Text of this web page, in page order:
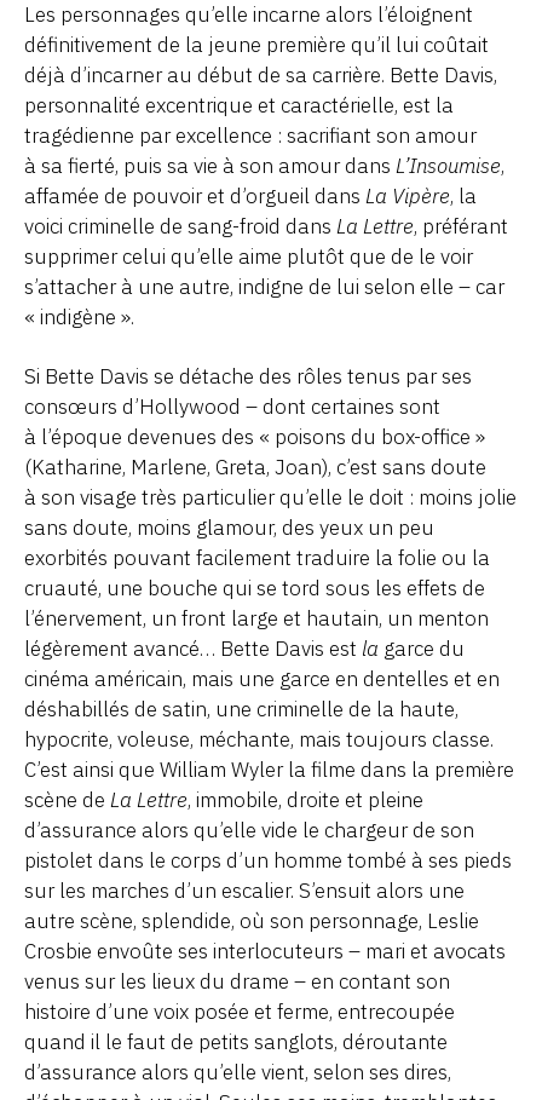
Les personnages qu’elle incarne alors l’éloignent
définitivement de la jeune première qu’il lui coûtait
déjà d’incarner au début de sa carrière. Bette Davis,
personnalité excentrique et caractérielle, est la
tragédienne par excellence : sacrifiant son amour
à sa fierté, puis sa vie à son amour dans L’Insoumise,
affamée de pouvoir et d’orgueil dans La Vipère, la
voici criminelle de sang-froid dans La Lettre, préférant
supprimer celui qu’elle aime plutôt que de le voir
s’attacher à une autre, indigne de lui selon elle – car
« indigène ».
Si Bette Davis se détache des rôles tenus par ses
consœurs d’Hollywood – dont certaines sont
à l’époque devenues des « poisons du box-office »
(Katharine, Marlene, Greta, Joan), c’est sans doute
à son visage très particulier qu’elle le doit : moins jolie
sans doute, moins glamour, des yeux un peu
exorbités pouvant facilement traduire la folie ou la
cruauté, une bouche qui se tord sous les effets de
l’énervement, un front large et hautain, un menton
légèrement avancé… Bette Davis est la garce du
cinéma américain, mais une garce en dentelles et en
déshabillés de satin, une criminelle de la haute,
hypocrite, voleuse, méchante, mais toujours classe.
C’est ainsi que William Wyler la filme dans la première
scène de La Lettre, immobile, droite et pleine
d’assurance alors qu’elle vide le chargeur de son
pistolet dans le corps d’un homme tombé à ses pieds
sur les marches d’un escalier. S’ensuit alors une
autre scène, splendide, où son personnage, Leslie
Crosbie envoûte ses interlocuteurs – mari et avocats
venus sur les lieux du drame – en contant son
histoire d’une voix posée et ferme, entrecoupée
quand il le faut de petits sanglots, déroutante
d’assurance alors qu’elle vient, selon ses dires,